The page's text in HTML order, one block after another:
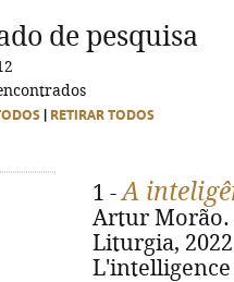
de pesquisa
RETIRAR TODOS
1 -A
Artur Morão.
Liturgia,
L'intelligence